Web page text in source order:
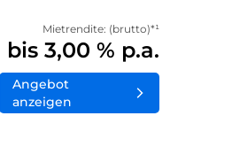
Mietrendite: (brutto)*¹
bis 3,00 % p.a.
Angebot
anzeigen